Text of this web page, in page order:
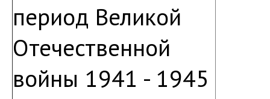
период Великой
Отечественной
войны 1941 - 1945